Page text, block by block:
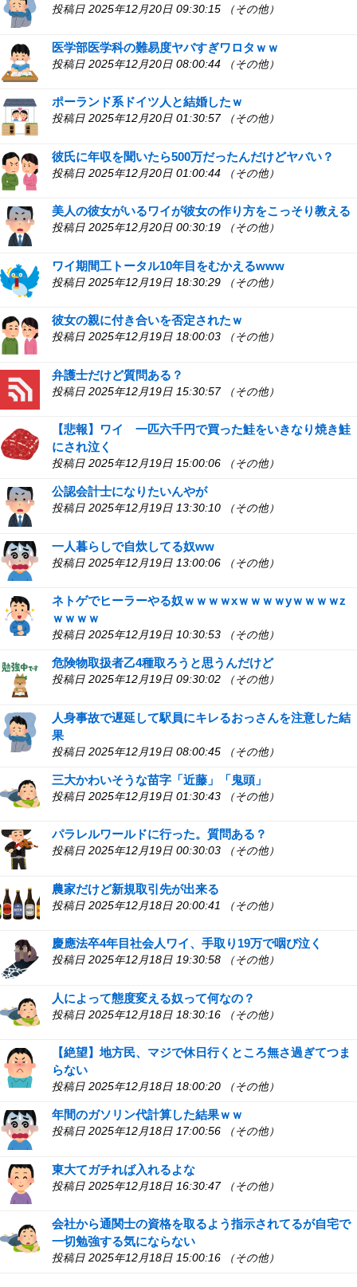
投稿日 2025年12月20日 09:30:15 （その他）
医学部医学科の難易度ヤバすぎワロタｗｗ
投稿日 2025年12月20日 08:00:44 （その他）
ポーランド系ドイツ人と結婚したｗ
投稿日 2025年12月20日 01:30:57 （その他）
彼氏に年収を聞いたら500万だったんだけどヤバい？
投稿日 2025年12月20日 01:00:44 （その他）
美人の彼女がいるワイが彼女の作り方をこっそり教える
投稿日 2025年12月20日 00:30:19 （その他）
ワイ期間工トータル10年目をむかえるwww
投稿日 2025年12月19日 18:30:29 （その他）
彼女の親に付き合いを否定されたｗ
投稿日 2025年12月19日 18:00:03 （その他）
弁護士だけど質問ある？
投稿日 2025年12月19日 15:30:57 （その他）
【悲報】ワイ 一匹六千円で買った鮭をいきなり焼き鮭
にされ泣く
投稿日 2025年12月19日 15:00:06 （その他）
公認会計士になりたいんやが
投稿日 2025年12月19日 13:30:10 （その他）
一人暮らしで自炊してる奴ww
投稿日 2025年12月19日 13:00:06 （その他）
ネトゲでヒーラーやる奴ｗｗｗｗxｗｗｗｗyｗｗｗｗz
ｗｗｗｗ
投稿日 2025年12月19日 10:30:53 （その他）
危険物取扱者乙4種取ろうと思うんだけど
投稿日 2025年12月19日 09:30:02 （その他）
人身事故で遅延して駅員にキレるおっさんを注意した結
果
投稿日 2025年12月19日 08:00:45 （その他）
三大かわいそうな苗字「近藤」「鬼頭」
投稿日 2025年12月19日 01:30:43 （その他）
パラレルワールドに行った。質問ある？
投稿日 2025年12月19日 00:30:03 （その他）
農家だけど新規取引先が出来る
投稿日 2025年12月18日 20:00:41 （その他）
慶應法卒4年目社会人ワイ、手取り19万で咽び泣く
投稿日 2025年12月18日 19:30:58 （その他）
人によって態度変える奴って何なの？
投稿日 2025年12月18日 18:30:16 （その他）
【絶望】地方民、マジで休日行くところ無さ過ぎてつま
らない
投稿日 2025年12月18日 18:00:20 （その他）
年間のガソリン代計算した結果ｗｗ
投稿日 2025年12月18日 17:00:56 （その他）
東大てガチれば入れるよな
投稿日 2025年12月18日 16:30:47 （その他）
会社から通関士の資格を取るよう指示されてるが自宅で
一切勉強する気にならない
投稿日 2025年12月18日 15:00:16 （その他）